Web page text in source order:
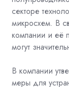
секторе
микросхем. В
компании и её
могут
В компании
меры для